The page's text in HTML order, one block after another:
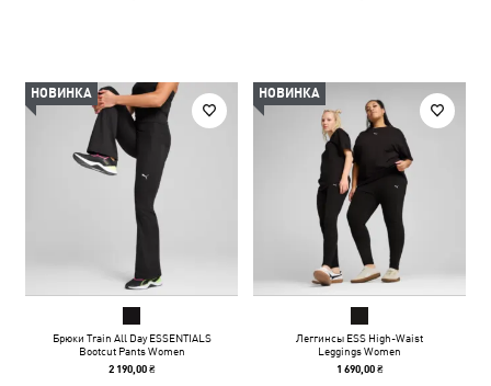
НОВИНКА
Брюки Train All Day ESSENTIALS
Bootcut Pants Women
2 190,00 ₴
НОВИНКА
Леггинсы ESS High-Waist
Leggings Women
1 690,00 ₴